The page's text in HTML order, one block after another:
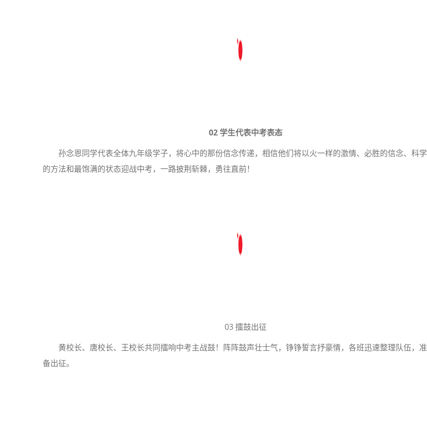
02 学生代表中考表态
孙念恩同学代表全体九年级学子，将心中的那份信念传递，相信他们将以火一样的激情、必胜的信念、科学
的方法和最饱满的状态迎战中考，一路披荆斩棘，勇往直前！
03 擂鼓出征
黄校长、唐校长、王校长共同擂响中考主战鼓！阵阵鼓声壮士气，铮铮誓言抒豪情，各班迅速整理队伍，准
备出征。